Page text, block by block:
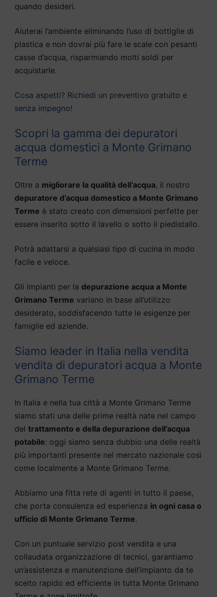
quando desideri.
Aiuterai l’ambiente eliminando l’uso di bottiglie di
plastica e non dovrai più fare le scale con pesanti
casse d’acqua, risparmiando molti soldi per
acquistarle.
Cosa aspetti? Richiedi un preventivo gratuito e
senza impegno!
Scopri la gamma dei depuratori
acqua domestici a Monte Grimano
Terme
Oltre a migliorare la qualità dell’acqua, il nostro
depuratore d’acqua domestico a Monte Grimano
Terme è stato creato con dimensioni perfette per
essere inserito sotto il lavello o sotto il piedistallo.
Potrà adattarsi a qualsiasi tipo di cucina in modo
facile e veloce.
Gli impianti per la depurazione acqua a Monte
Grimano Terme variano in base all’utilizzo
desiderato, soddisfacendo tutte le esigenze per
famiglie ed aziende.
Siamo leader in Italia nella vendita
vendita di depuratori acqua a Monte
Grimano Terme
In Italia e nella tua città a Monte Grimano Terme
siamo stati una delle prime realtà nate nel campo
del trattamento e della depurazione dell’acqua
potabile: oggi siamo senza dubbio una delle realtà
più importanti presente nel mercato nazionale così
come localmente a Monte Grimano Terme.
Abbiamo una fitta rete di agenti in tutto il paese,
che porta consulenza ed esperienza in ogni casa o
ufficio di Monte Grimano Terme.
Con un puntuale servizio post vendita e una
collaudata organizzazione di tecnici, garantiamo
un’assistenza e manutenzione dell’impianto da te
scelto rapido ed efficiente in tutta Monte Grimano